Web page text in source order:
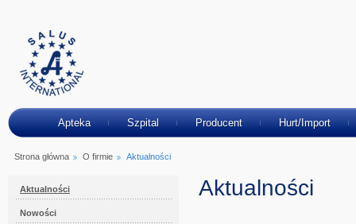
Apteka Szpital Producent Hurt/Import
Strona główna O firmie Aktualności
Aktualności
Nowości
Aktualności